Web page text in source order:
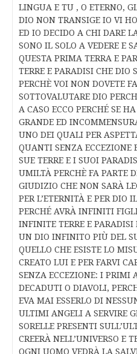
LINGUA E TU , O ETERNO,
DIO NON TRANSIGE IO VI
ED IO DECIDO A CHI DARE
SONO IL SOLO A VEDERE E
QUESTA PRIMA TERRA E
TERRE E PARADISI CHE DIO
PERCHÈ VOI NON DOVETE
SOTTOVALUTARE DIO
A CASO ECCO PERCHÉ SE
GRANDE ED
UNO DEI QUALI PER
QUANTI SENZA ECCEZIONE
SUE TERRE E I SUOI
UMILTÀ PERCHÈ FA PARTE
GIUDIZIO CHE NON SARÀ
PER L’ETERNITÀ E PER DIO
PERCHÉ AVRÀ INFINITI
INFINITE TERRE E PARADISI
UN DIO INFINITO PIÙ DEL
QUELLO CHE ESISTE LO
CREATO LUI E PER FARVI
SENZA ECCEZIONE: I PRIMI
DECADUTI O DIAVOLI,
EVA MAI ESSERLO DI
ULTIMI ANGELI A SERVIRE
SORELLE PRESENTI
CREERÀ NELL’UNIVERSO E
OGNI UOMO VEDRÀ LA